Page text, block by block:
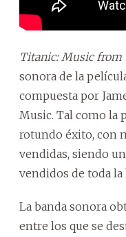
Titanic: Music
sonora de la
compuesta por
Music. Tal como la
rotundo éxito, con
vendidas, siendo
vendidos de toda
La banda sonora
entre los que se